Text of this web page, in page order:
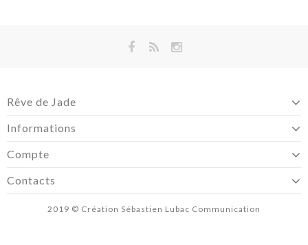
Rêve de Jade
Informations
Compte
Contacts
2019 © Création Sébastien Lubac Communication